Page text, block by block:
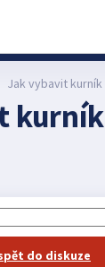
Jak vybavit kurník
kurník
do diskuze